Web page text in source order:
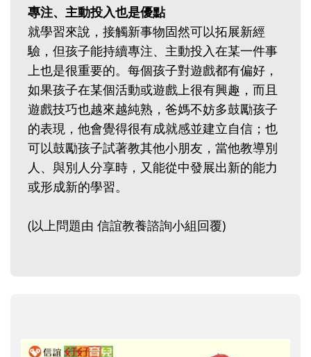
專注、主動投入也是優點
就學習來說，接觸新事物固然可以拓展新經
驗，但孩子能持續專注、主動投入在某一件事
上也是很重要的。每個孩子對遊戲都有偏好，
如果孩子在某個活動或遊戲上很有興趣，而且
遊戲技巧也越來越純熟，爸媽不妨多鼓勵孩子
的表現，他會覺得很有成就感並建立自信；也
可以鼓勵孩子試著教其他小朋友，當他教導別
人、與別人分享時，又能從中發展出新的能力
或形成新的學習。
(以上問題由 信誼教養諮詢小組回覆)